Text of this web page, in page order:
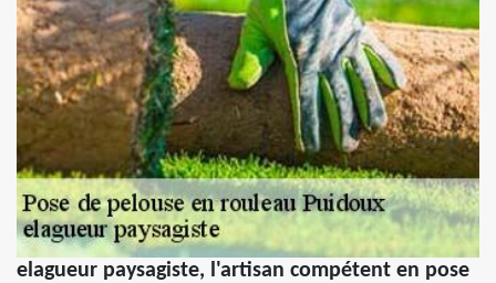
elagueur paysagiste, l'artisan compétent en pose